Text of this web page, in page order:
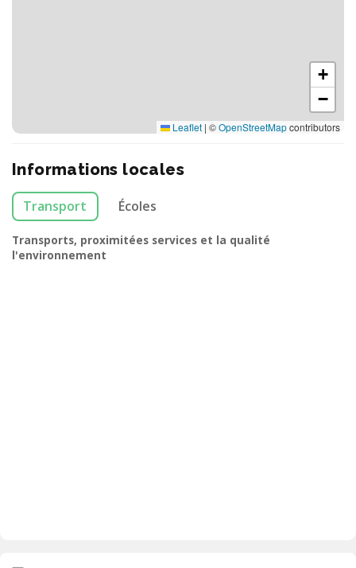
+
−
Leaflet | ©OpenStreetMapcontributors
Informations locales
Transport Écoles
Transports, proximitées services et la qualité
l'environnement